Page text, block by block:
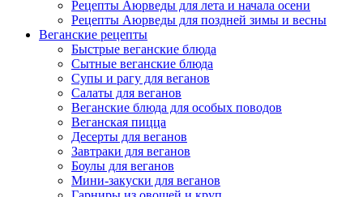
Рецепты Аюрведы для лета и начала осени
Рецепты Аюрведы для поздней зимы и весны
Веганские рецепты
Быстрые веганские блюда
Сытные веганские блюда
Супы и рагу для веганов
Салаты для веганов
Веганские блюда для особых поводов
Веганская пицца
Десерты для веганов
Завтраки для веганов
Боулы для веганов
Мини-закуски для веганов